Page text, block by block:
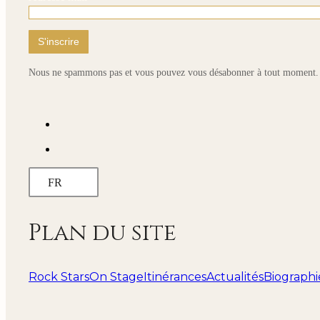
Nous ne spammons pas et vous pouvez vous désabonner à tout moment.
FR
Plan du site
Rock StarsOn Stage ItinérancesActualités